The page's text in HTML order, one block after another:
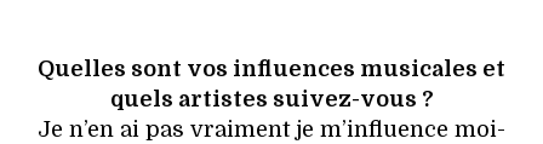
Quelles sont vos influences musicales et
quels artistes suivez-vous ?
Je n’en ai pas vraiment je m’influence moi-